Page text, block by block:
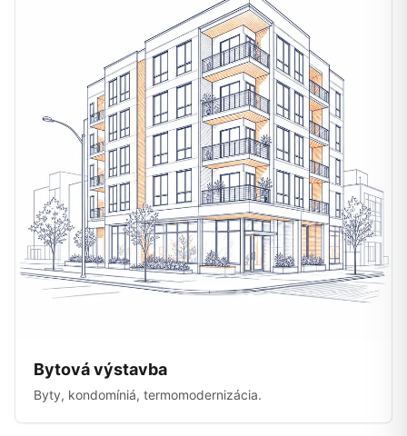
Bytová výstavba
Byty, kondomíniá, termomodernizácia.